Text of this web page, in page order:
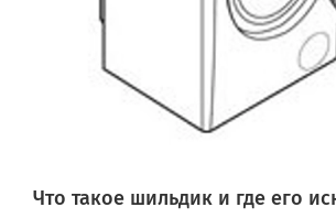
Что такое шильдик и где его